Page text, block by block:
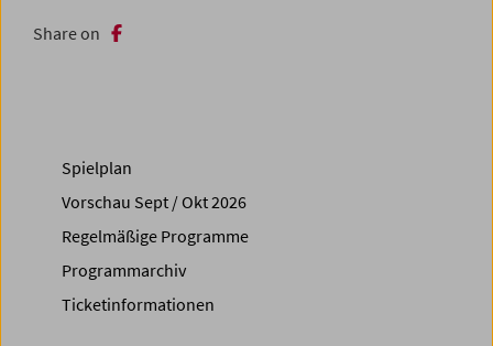
Share on
Spielplan
Vorschau Sept / Okt 2026
Regelmäßige Programme
Programmarchiv
Ticketinformationen